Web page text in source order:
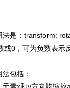
是：transform:
0，可为负数表示反
包括：